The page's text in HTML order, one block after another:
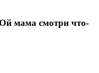
мама смотри что-